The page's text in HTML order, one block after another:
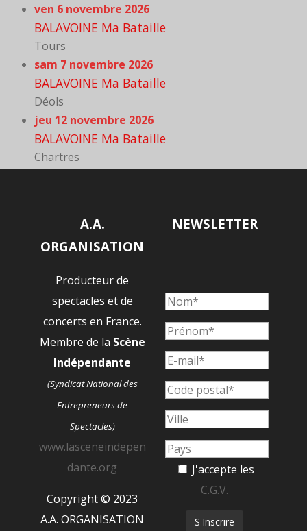
ven 6 novembre 2026
BALAVOINE Ma Bataille
Tours
sam 7 novembre 2026
BALAVOINE Ma Bataille
Déols
jeu 12 novembre 2026
BALAVOINE Ma Bataille
Chartres
A.A.
ORGANISATION
Producteur de
spectacles et de
concerts en France.
Membre de la Scène
Indépendante
(Syndicat National des
Entrepreneurs de
Spectacles)
www.lasceneindepen
dante.org
Copyright © 2023
A.A. ORGANISATION
NEWSLETTER
J'accepte les
C.G.V.